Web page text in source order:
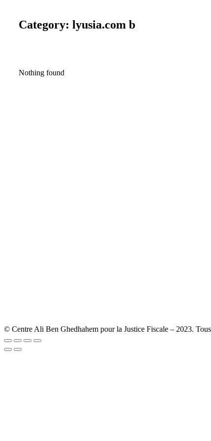
Category: lyusia.com b
Nothing found
© Centre Ali Ben Ghedhahem pour la Justice Fiscale – 2023.